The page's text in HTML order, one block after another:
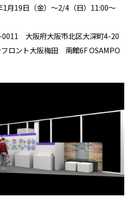
1月19日（金）～2/4（日）11:00～
大阪府大阪市北区大深町4-20
ント大阪梅田 南館6F OSAMPO